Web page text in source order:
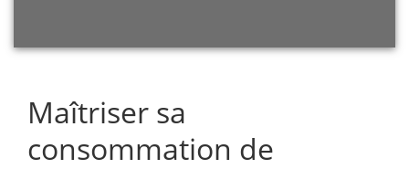
Maîtriser sa
consommation de